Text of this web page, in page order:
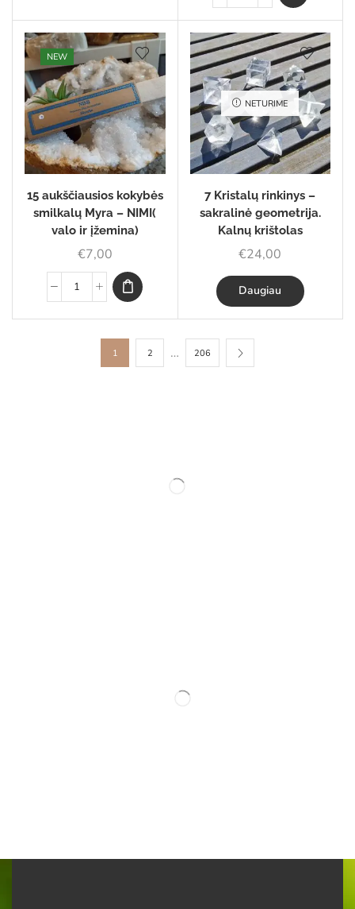
NEW
15 aukščiausios kokybės
smilkalų Myra – NIMI(
valo ir įžemina)
€7,00
NETURIME
7 Kristalų rinkinys –
sakralinė geometrija.
Kalnų krištolas
€24,00
Daugiau
1 2 … 206